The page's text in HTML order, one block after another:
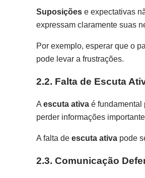
Suposições e expectativas
expressam claramente suas
Por exemplo, esperar que o
pode levar a frustrações.
2.2. Falta de Escuta
A escuta ativa é fundamental
perder informações
A falta de escuta ativa pode
2.3. Comunicação